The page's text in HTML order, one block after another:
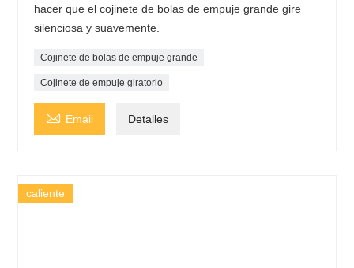
hacer que el cojinete de bolas de empuje grande gire
silenciosa y suavemente.
Cojinete de bolas de empuje grande
Cojinete de empuje giratorio
 Email Detalles
caliente